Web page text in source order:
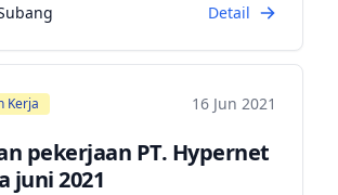
Detail
Kerja 16 Jun 2021
pekerjaan PT. Hypernet
juni 2021